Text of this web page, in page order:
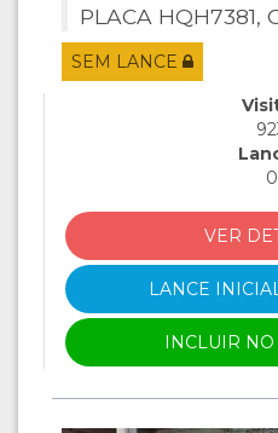
PLACA HQH7381,
RECORTADO,
SEM LANCE
0
VER
LANCE
INCLUIR